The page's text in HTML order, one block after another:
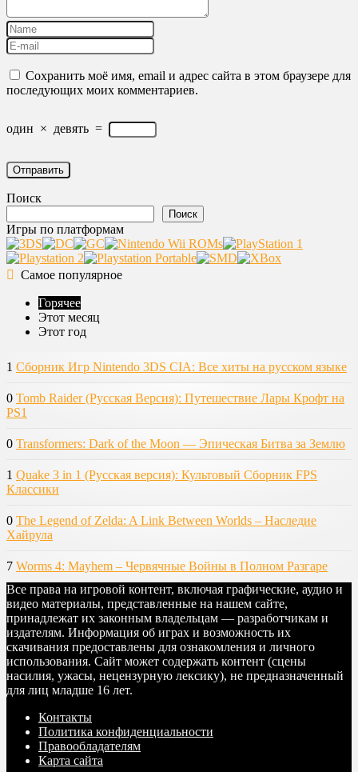
Сохранить моё имя, email и адрес сайта в этом браузере для
последующих моих комментариев.
один × девять =
Поиск
Поиск
Игры по платформам
Самое популярное
Горячее
Этот месяц
Этот год
1 Сборник Игр Nintendo 3DS CIA: Все хиты на русском языке
0 Tomb Raider (Русская Версия): Путешествие Лары Крофт на
PS1
0 Transformers: Dark of the Moon — Эпическая Битва за Землю
1 Quake 3 in 1 (Русская версия): Культовый Сборник FPS
Классики
0 The Legend of Zelda: A Link Between Worlds – Наследие
Хайрула
7 Worms 4: Mayhem – Червячные Войны в Полном Разгаре
Все права на игровой контент, включая графические, аудио и
видео материалы, представленные на нашем сайте,
принадлежат их законным владельцам — разработчикам и
издателям. Информация об играх и возможность их
скачивания предоставлены для ознакомления и личного
использования. Сайт может содержать контент (сцены
насилия, ужасы, нецензурную лексику), не предназначенный
для лиц младше 16 лет.
Контакты
Политика конфиденциальности
Правообладателям
Карта сайта